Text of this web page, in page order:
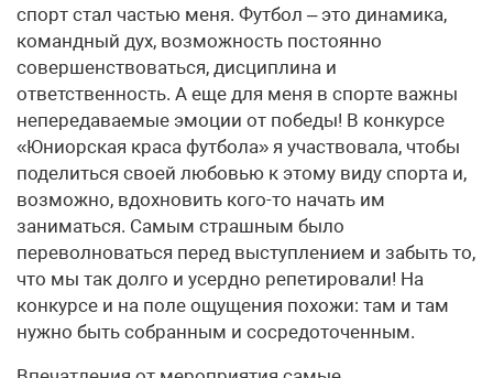
спорт стал частью меня. Футбол – это динамика,
командный дух, возможность постоянно
совершенствоваться, дисциплина и
ответственность. А еще для меня в спорте важны
непередаваемые эмоции от победы! В конкурсе
«Юниорская краса футбола» я участвовала, чтобы
поделиться своей любовью к этому виду спорта и,
возможно, вдохновить кого-то начать им
заниматься. Самым страшным было
переволноваться перед выступлением и забыть то,
что мы так долго и усердно репетировали! На
конкурсе и на поле ощущения похожи: там и там
нужно быть собранным и сосредоточенным.